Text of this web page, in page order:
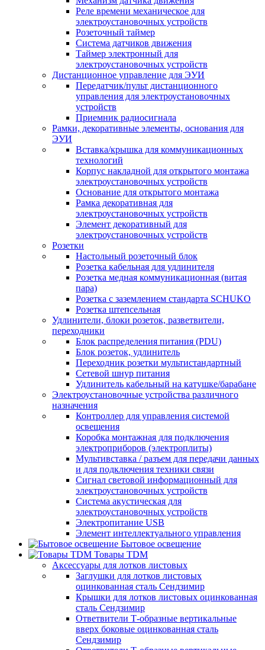
Реле времени механическое для
электроустановочных устройств
Розеточный таймер
Система датчиков движения
Таймер электронный для
электроустановочных устройств
Дистанционное управление для ЭУИ
Передатчик/пульт дистанционного
управления для электроустановочных
устройств
Приемник радиосигнала
Рамки, декоративные элементы, основания для
ЭУИ
Вставка/крышка для коммуникационных
технологий
Корпус накладной для открытого монтажа
электроустановочных устройств
Основание для открытого монтажа
Рамка декоративная для
электроустановочных устройств
Элемент декоративный для
электроустановочных устройств
Розетки
Настольный розеточный блок
Розетка кабельная для удлинителя
Розетка медная коммуникационная (витая
пара)
Розетка с заземлением стандарта SCHUKO
Розетка штепсельная
Удлинители, блоки розеток, разветвители,
переходники
Блок распределения питания (PDU)
Блок розеток, удлинитель
Переходник розетки мультистандартный
Сетевой шнур питания
Удлинитель кабельный на катушке/барабане
Электроустановочные устройства различного
назначения
Контроллер для управления системой
освещения
Коробка монтажная для подключения
электроприборов (электроплиты)
Мультивставка / разъем для передачи данных
и для подключения техники связи
Сигнал световой информационный для
электроустановочных устройств
Система акустическая для
электроустановочных устройств
Электропитание USB
Элемент интеллектуального управления
Бытовое освещение
Товары TDM
Аксессуары для лотков листовых
Заглушки для лотков листовых
оцинкованная сталь Сендзимир
Крышки для лотков листовых оцинкованная
сталь Сендзимир
Ответвители Т-образные вертикальные
вверх боковые оцинкованная сталь
Сендзимир